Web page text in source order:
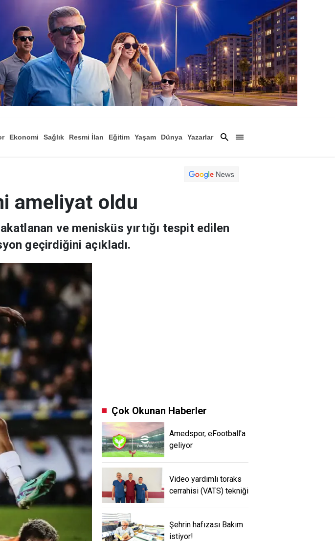
Ekonomi Sağlık Resmi İlan Eğitim Yaşam
Dünya
Yazarlar
ameliyat oldu
ve menisküs yırtığı tespit edilen
geçirdiğini açıkladı.
Çok Okunan Haberler
Amedspor, eFootball'a
geliyor
Video yardımlı toraks
cerrahisi (VATS) tekniği
Şehrin hafızası Bakım
istiyor!